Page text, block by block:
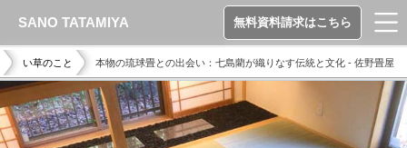
い草のこと 本物の琉球畳との出会い：七島藺が織りなす伝統と文化 - 佐野畳屋
SANO TATAMIYA 無料資料請求はこちら